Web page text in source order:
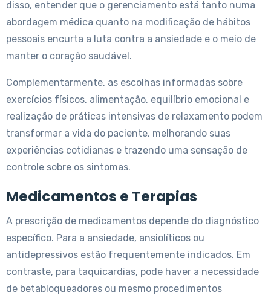
disso, entender que o gerenciamento está tanto numa
abordagem médica quanto na modificação de hábitos
pessoais encurta a luta contra a ansiedade e o meio de
manter o coração saudável.
Complementarmente, as escolhas informadas sobre
exercícios físicos, alimentação, equilíbrio emocional e
realização de práticas intensivas de relaxamento podem
transformar a vida do paciente, melhorando suas
experiências cotidianas e trazendo uma sensação de
controle sobre os sintomas.
Medicamentos e Terapias
A prescrição de medicamentos depende do diagnóstico
específico. Para a ansiedade, ansiolíticos ou
antidepressivos estão frequentemente indicados. Em
contraste, para taquicardias, pode haver a necessidade
de betabloqueadores ou mesmo procedimentos